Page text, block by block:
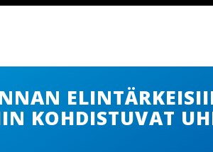
KOHDISTUVAT